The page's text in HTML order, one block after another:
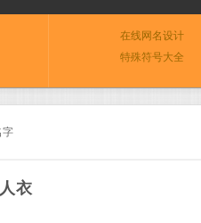
在线网名设计
特殊符号大全
字
衣